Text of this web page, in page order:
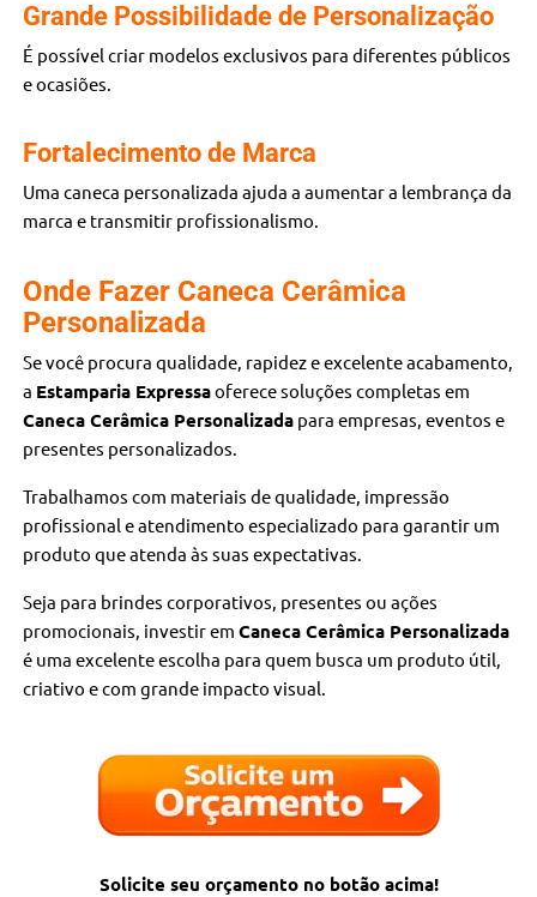
Grande Possibilidade de Personalização
É possível criar modelos exclusivos para diferentes públicos
e ocasiões.
Fortalecimento de Marca
Uma caneca personalizada ajuda a aumentar a lembrança da
marca e transmitir profissionalismo.
Onde Fazer Caneca Cerâmica
Personalizada
Se você procura qualidade, rapidez e excelente acabamento,
a Estamparia Expressaoferece soluções completas em
Caneca Cerâmica Personalizada para empresas, eventos e
presentes personalizados.
Trabalhamos com materiais de qualidade, impressão
profissional e atendimento especializado para garantir um
produto que atenda às suas expectativas.
Seja para brindes corporativos, presentes ou ações
promocionais, investir emCaneca Cerâmica Personalizada
é uma excelente escolha para quem busca um produto útil,
criativo e com grande impacto visual.
Solicite seu orçamento no botão acima!